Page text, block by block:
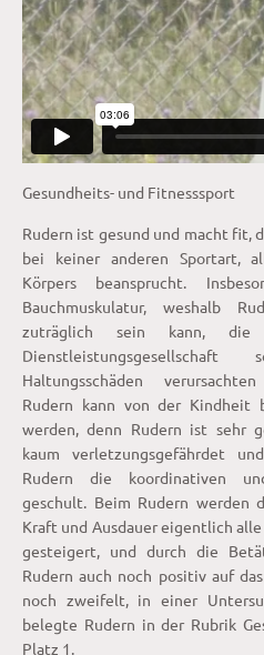
Gesundheits- und Fitnesssport
Rudern ist gesund und macht fit,
bei keiner anderen Sportart,
Körpers beansprucht.
Bauchmuskulatur, weshalb
zuträglich sein kann,
Haltungsschäden
Rudern kann von der
werden, denn Rudern ist sehr
kaum verletzungsgefährdet
Rudern die koordinativen
geschult. Beim Rudern werden
Kraft und Ausdauer eigentlich
gesteigert, und durch die
Rudern auch noch positiv auf
noch zweifelt, in einer
belegte Rudern in der Rubrik
Platz 1.